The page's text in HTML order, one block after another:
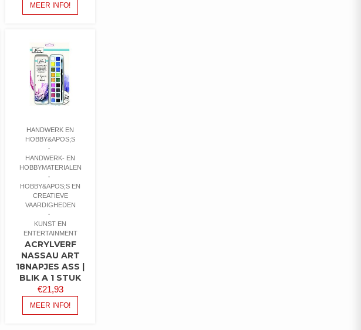
MEER INFO!
HANDWERK EN
HOBBY&APOS;S
HANDWERK- EN
HOBBYMATERIALEN
HOBBY&APOS;S EN
CREATIEVE
VAARDIGHEDEN
KUNST EN
ENTERTAINMENT
ACRYLVERF
NASSAU ART
18NAPJES ASS |
BLIK A 1 STUK
€21,93
MEER INFO!